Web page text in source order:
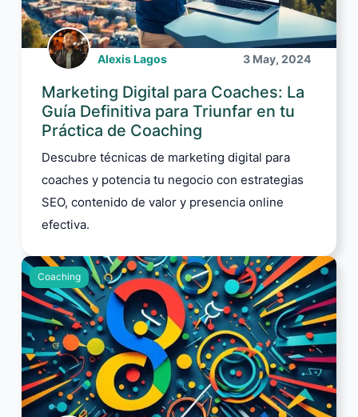
Alexis Lagos 3 May, 2024
Marketing Digital para Coaches: La
Guía Definitiva para Triunfar en tu
Práctica de Coaching
Descubre técnicas de marketing digital para
coaches y potencia tu negocio con estrategias
SEO, contenido de valor y presencia online
efectiva.
Coaching